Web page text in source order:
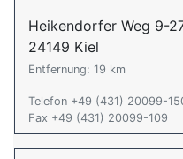
Heikendorfer Weg 9-
24149 Kiel
Entfernung: 19 km
Telefon +49 (431) 20099-
Fax +49 (431) 20099-109